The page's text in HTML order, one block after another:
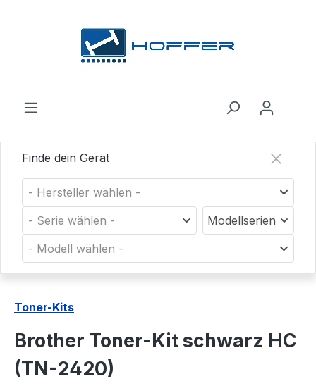
Finde dein Gerät
- Hersteller wählen -
- Serie wählen -
Modellserien
- Modell wählen -
Toner-Kits
Brother Toner-Kit schwarz HC
(TN-2420)